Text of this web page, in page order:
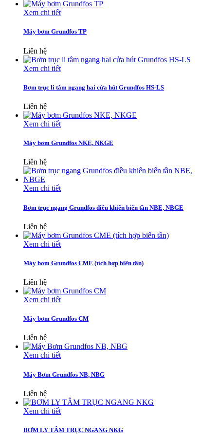
Xem chi tiết
Máy bơm Grundfos TP
Liên hệ
Xem chi tiết
Bơm trục li tâm ngang hai cửa hút Grundfos HS-LS
Liên hệ
Xem chi tiết
Máy bơm Grundfos NKE, NKGE
Liên hệ
Xem chi tiết
Bơm trục ngang Grundfos điều khiển biến tần NBE, NBGE
Liên hệ
Xem chi tiết
Máy bơm Grundfos CME (tích hợp biến tần)
Liên hệ
Xem chi tiết
Máy bơm Grundfos CM
Liên hệ
Xem chi tiết
Máy Bơm Grundfos NB, NBG
Liên hệ
Xem chi tiết
BƠM LY TÂM TRỤC NGANG NKG